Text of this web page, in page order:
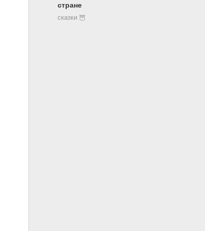
стране
сказки 🦉